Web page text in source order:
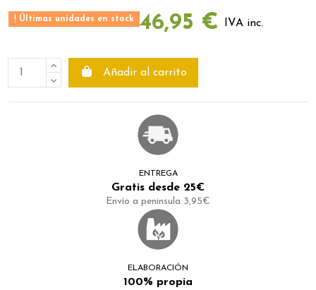
Últimas unidades en stock 46,95 € IVA inc.
Añadir al carrito
ENTREGA
Gratis desde 25€
Envío a peninsula 3,95€
ELABORACIÓN
100% propia